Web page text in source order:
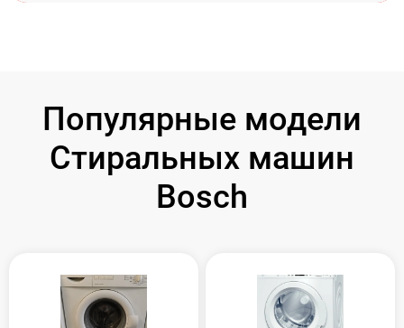
Популярные модели
Стиральных машин
Bosch